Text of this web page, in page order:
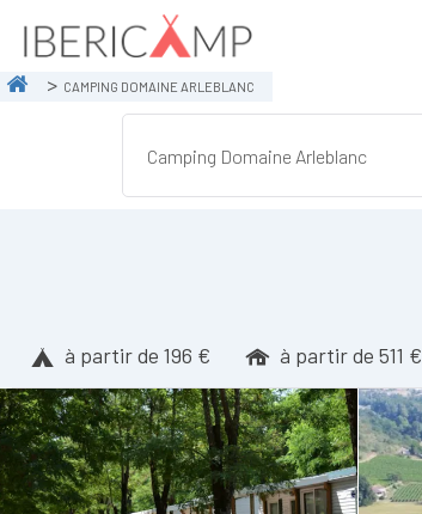
CAMPING DOMAINE ARLEBLANC
à partir de 196 € à partir de 511 €